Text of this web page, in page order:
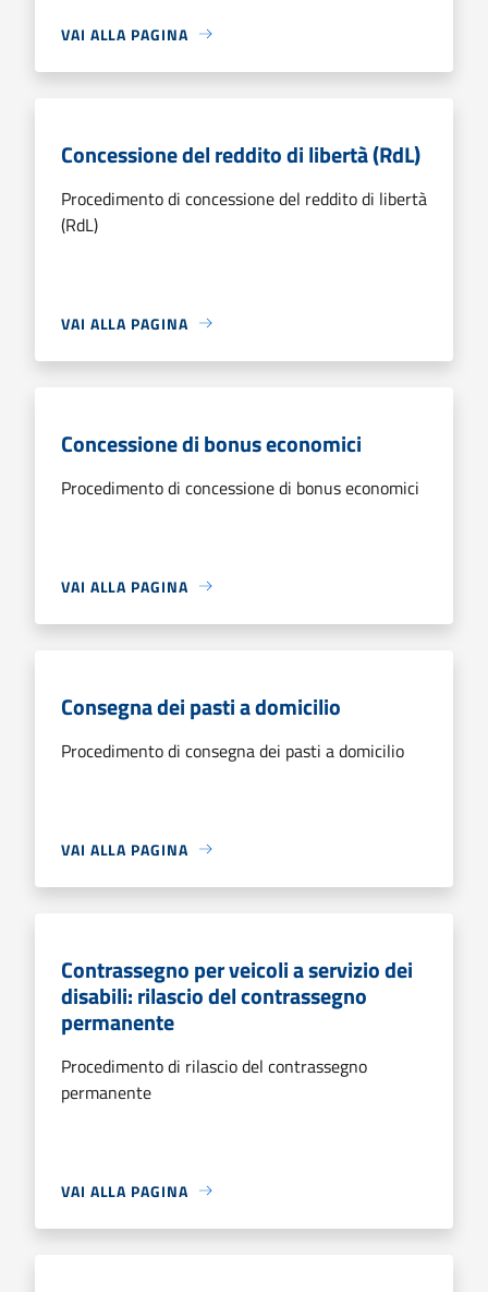
VAI ALLA PAGINA
Concessione del reddito di libertà (RdL)
Procedimento di concessione del reddito di libertà
(RdL)
VAI ALLA PAGINA
Concessione di bonus economici
Procedimento di concessione di bonus economici
VAI ALLA PAGINA
Consegna dei pasti a domicilio
Procedimento di consegna dei pasti a domicilio
VAI ALLA PAGINA
Contrassegno per veicoli a servizio dei
disabili: rilascio del contrassegno
permanente
Procedimento di rilascio del contrassegno
permanente
VAI ALLA PAGINA